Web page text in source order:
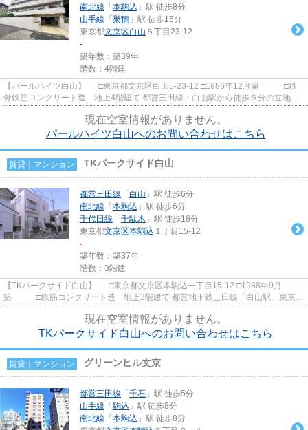
南北線 「 本駒込 」駅 徒歩8分
山手線 「 巣鴨 」駅 徒歩15分
東京都文京区白山 ５丁目23-12
-
築年数：築39年
階数：4階建
【パールハイツ白山】 □東京都文京区白山5-23-12 □1986年12月築 □鉄
骨鉄筋コンクリート造 地上4階建て 都営三田線・白山駅から徒歩５分の立地に
現在空室情報がありません。
パールハイツ白山へのお問い合わせはこちら
賃貸｜マンション TKパークサイド白山
都営三田線 「 白山 」駅 徒歩6分
南北線 「 本駒込 」駅 徒歩6分
千代田線 「 千駄木 」駅 徒歩18分
東京都文京区本駒込 １丁目15-12
-
築年数：築37年
階数：3階建
【TKパークサイド白山】 □東京都文京区本駒込一丁目15-12 □1988年9月
築 □鉄筋コンクリート造 地上3階建て 都営地下鉄三田線「白山駅」東京メ
現在空室情報がありません。
TKパークサイド白山へのお問い合わせはこちら
賃貸｜マンション グリーンヒル文京
都営三田線 「 千石 」駅 徒歩5分
山手線 「駒込 」駅 徒歩8分
南北線 「 本駒込 」駅 徒歩8分